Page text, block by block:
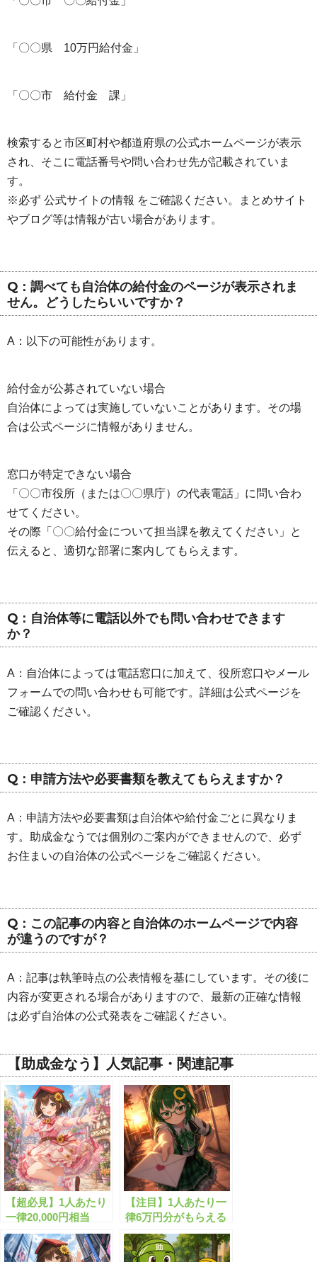
「〇〇県 10万円給付金」
「〇〇市 給付金 課」
検索すると市区町村や都道府県の公式ホームページが表示
され、そこに電話番号や問い合わせ先が記載されていま
す。
※必ず 公式サイトの情報 をご確認ください。まとめサイト
やブログ等は情報が古い場合があります。
Q：調べても自治体の給付金のページが表示されま
せん。どうしたらいいですか？
A：以下の可能性があります。
給付金が公募されていない場合
自治体によっては実施していないことがあります。その場
合は公式ページに情報がありません。
窓口が特定できない場合
「〇〇市役所（または〇〇県庁）の代表電話」に問い合わ
せてください。
その際「〇〇給付金について担当課を教えてください」と
伝えると、適切な部署に案内してもらえます。
Q：自治体等に電話以外でも問い合わせできます
か？
A：自治体によっては電話窓口に加えて、役所窓口やメール
フォームでの問い合わせも可能です。詳細は公式ページを
ご確認ください。
Q：申請方法や必要書類を教えてもらえますか？
A：申請方法や必要書類は自治体や給付金ごとに異なりま
す。助成金なうでは個別のご案内ができませんので、必ず
お住まいの自治体の公式ページをご確認ください。
Q：この記事の内容と自治体のホームページで内容
が違うのですが？
A：記事は執筆時点の公表情報を基にしています。その後に
内容が変更される場合がありますので、最新の正確な情報
は必ず自治体の公式発表をご確認ください。
【助成金なう】人気記事・関連記事
【超必見】1人あたり
一律20,000円相当
の”生活安定給付
金”がもらえます！
【注目】1人あたり一
律6万円分がもらえる
規格外の給付金とは？